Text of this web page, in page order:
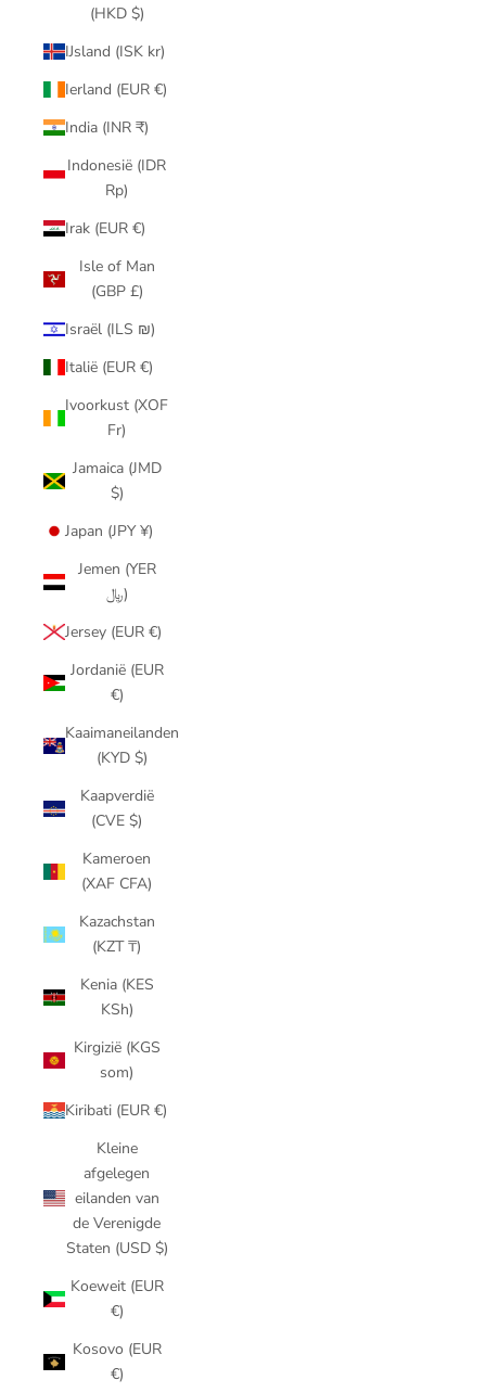
(HKD $)
IJsland (ISK kr)
Ierland (EUR €)
India (INR ₹)
Indonesië (IDR
Rp)
Irak (EUR €)
Isle of Man
(GBP £)
Israël (ILS ₪)
Italië (EUR €)
Ivoorkust (XOF
Fr)
Jamaica (JMD
$)
Japan (JPY ¥)
Jemen (YER
﷼)
Jersey (EUR €)
Jordanië (EUR
€)
Kaaimaneilanden
(KYD $)
Kaapverdië
(CVE $)
Kameroen
(XAF CFA)
Kazachstan
(KZT ₸)
Kenia (KES
KSh)
Kirgizië (KGS
som)
Kiribati (EUR €)
Kleine
afgelegen
eilanden van
de Verenigde
Staten (USD $)
Koeweit (EUR
€)
Kosovo (EUR
€)